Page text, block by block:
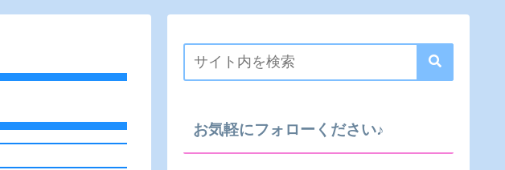
お気軽にフォローください♪